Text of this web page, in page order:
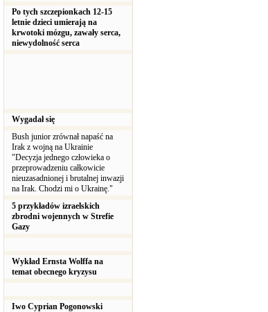
Po tych szczepionkach 12-15
letnie dzieci umierają na
krwotoki mózgu, zawały serca,
niewydolność serca
Wygadał się
Bush junior zrównał napaść na
Irak z wojną na Ukrainie
"Decyzja jednego człowieka o
przeprowadzeniu całkowicie
nieuzasadnionej i brutalnej inwazji
na Irak. Chodzi mi o Ukrainę."
5 przykładów izraelskich
zbrodni wojennych w Strefie
Gazy
Wykład Ernsta Wolffa na
temat obecnego kryzysu
Iwo Cyprian Pogonowski